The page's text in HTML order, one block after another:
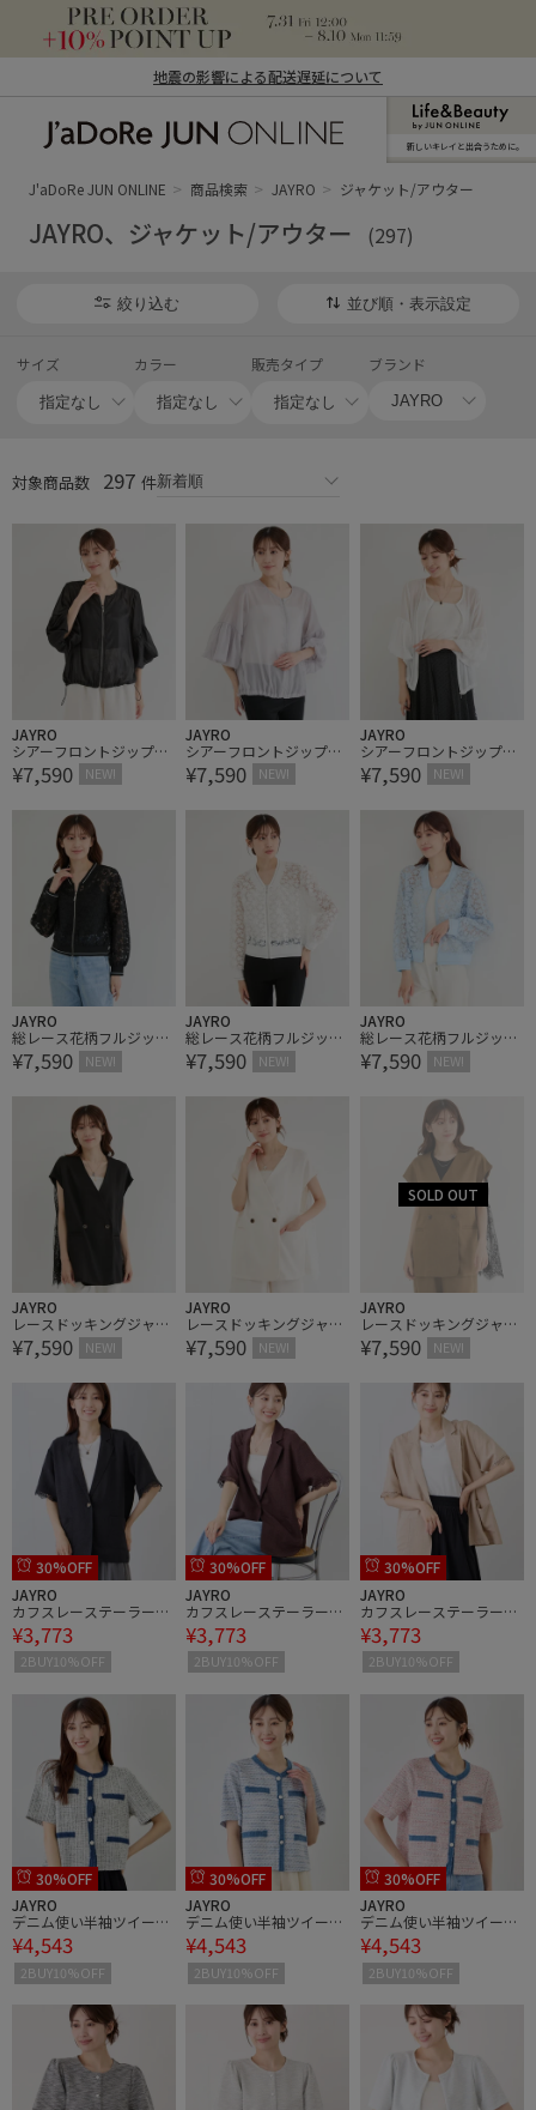
地震の影響による配送遅延について
ン オンライン）
新しいキレイと出合うために。
J'aDoRe JUN ONLINE 商品検索 JAYRO ジャケット/アウター
JAYRO、ジャケット/アウター (297)
絞り込む 並び順・表示設定
サイズ カラー 販売タイプ ブランド
対象商品数 297 件
JAYRO
シアーフロントジップパ
フスリーブブルゾン
¥7,590 NEW!
JAYRO
シアーフロントジップパ
フスリーブブルゾン
¥7,590 NEW!
JAYRO
シアーフロントジップパ
フスリーブブルゾン
¥7,590 NEW!
JAYRO
総レース花柄フルジップ
ブルゾン
¥7,590 NEW!
JAYRO
総レース花柄フルジップ
ブルゾン
¥7,590 NEW!
JAYRO
総レース花柄フルジップ
ブルゾン
¥7,590 NEW!
JAYRO
レースドッキングジャケ
ット
¥7,590 NEW!
JAYRO
レースドッキングジャケ
ット
¥7,590 NEW!
JAYRO
レースドッキングジャケ
ット
¥7,590 NEW!
30%OFF
JAYRO
カフスレーステーラード
ジャケット
¥3,773
2BUY10%OFF
30%OFF
JAYRO
カフスレーステーラード
ジャケット
¥3,773
2BUY10%OFF
30%OFF
JAYRO
カフスレーステーラード
ジャケット
¥3,773
2BUY10%OFF
30%OFF
JAYRO
デニム使い半袖ツイード
ジャケット
¥4,543
2BUY10%OFF
30%OFF
JAYRO
デニム使い半袖ツイード
ジャケット
¥4,543
2BUY10%OFF
30%OFF
JAYRO
デニム使い半袖ツイード
ジャケット
¥4,543
2BUY10%OFF